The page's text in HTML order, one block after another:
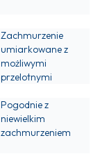
Zachmurzenie
umiarkowane z
możliwymi
przelotnymi
Pogodnie z
niewielkim
zachmurzeniem